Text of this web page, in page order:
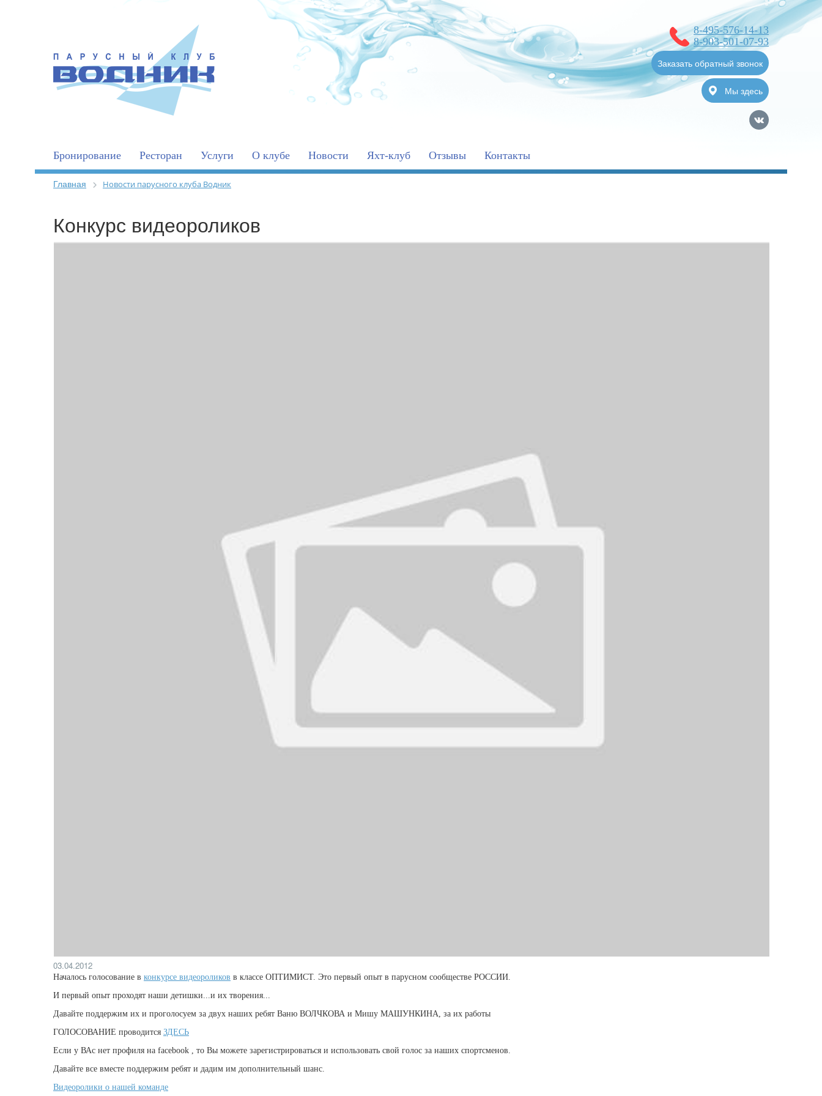
8-495-576-14-13
8-903-501-07-93
Заказать обратный звонок
Мы здесь
Бронирование Ресторан Услуги О клубе Новости Яхт-клуб Отзывы Контакты
Главная Новости парусного клуба Водник
Конкурс видеороликов
03.04.2012
Началось голосование в конкурсе видеороликов в классе ОПТИМИСТ. Это первый опыт в парусном сообществе РОССИИ.
И первый опыт проходят наши детишки...и их творения...
Давайте поддержим их и проголосуем за двух наших ребят Ваню ВОЛЧКОВА и Мишу МАШУНКИНА, за их работы
ГОЛОСОВАНИЕ проводится ЗДЕСЬ
Если у ВАс нет профиля на facebook , то Вы можете зарегистрироваться и использовать свой голос за наших спортсменов.
Давайте все вместе поддержим ребят и дадим им дополнительный шанс.
Видеоролики о нашей команде